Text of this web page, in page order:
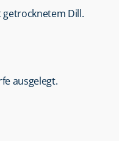
Dill.
ausgelegt.